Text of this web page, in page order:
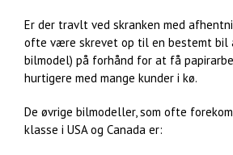
Er der travlt ved skranken med
ofte være skrevet op til en bestemt bil
bilmodel) på forhånd for at få
hurtigere med mange kunder i kø.
De øvrige bilmodeller, som ofte
klasse i USA og Canada er: